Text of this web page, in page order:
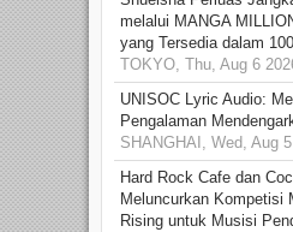
melalui MANGA
yang Tersedia dalam
TOKYO, Thu, Aug 6
UNISOC Lyric Audio:
Pengalaman
SHANGHAI, Wed, Aug
Hard Rock Cafe dan
Meluncurkan Kompetisi
Rising untuk Musisi